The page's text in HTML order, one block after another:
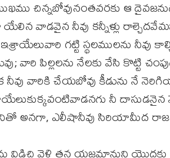
చిన్నబోవునంతవరకు ఆ
వాడవైన నీవు కన్నీళ్లు
గట్టి స్థలములను నీవు
వారి పిల్లలను నేలకు వేసి కొట్టి
నీవు వారికి చేయబోవు కీడును నే
నీ
అనగా, ఎలీషానీవు సిరియామీద
విడిచి వెళ్లి తన యజమానుని